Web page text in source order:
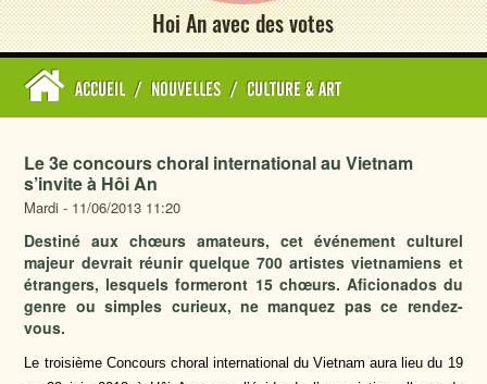
Hoi An avec des votes
ACCUEIL / NOUVELLES / CULTURE & ART
Le 3e concours choral international au Vietnam
s’invite à Hôi An
Mardi - 11/06/2013 11:20
Destiné aux chœurs amateurs, cet événement culturel
majeur devrait réunir quelque 700 artistes vietnamiens et
étrangers, lesquels formeront 15 chœurs. Aficionados du
genre ou simples curieux, ne manquez pas ce rendez-
vous.
Le troisième Concours choral international du Vietnam aura lieu du 19